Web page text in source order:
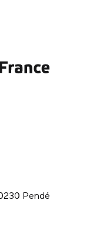
Pendé